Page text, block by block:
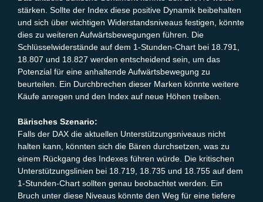
stärken. Sollte der Index diese positive Dynamik beibehalten
und sich über wichtigen Widerstandsniveaus festigen, könnte
dies zu weiteren Aufwärtsbewegungen führen. Die
Schlüsselwiderstände auf dem 1-Stunden-Chart bei 18.791,
18.807 und 18.827 werden entscheidend sein, um das
Potenzial für eine anhaltende Aufwärtsbewegung zu
beurteilen. Ein Durchbrechen dieser Marken könnte weitere
Käufe anregen und den Index auf neue Höhen treiben.
Bärisches Szenario:
Falls der DAX die aktuellen Unterstützungsniveaus nicht
halten kann, könnten sich die Bären durchsetzen, was zu
einem Rückgang des Indexes führen würde. Die kritischen
Unterstützungslinien bei 18.719, 18.735 und 18.755 auf dem
1-Stunden-Chart sollten genau beobachtet werden. Ein
Bruch unter diese Niveaus könnte den Weg für eine tiefere